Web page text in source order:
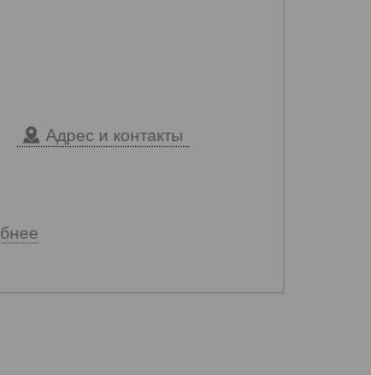
Адрес и контакты